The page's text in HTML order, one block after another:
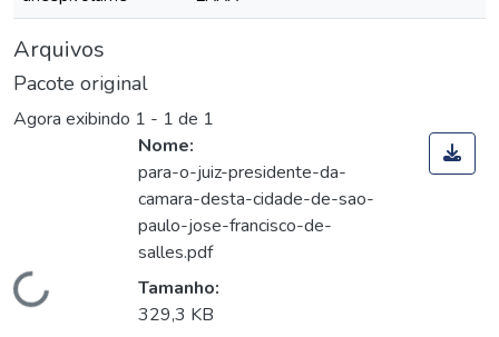
Arquivos
Pacote original
Agora exibindo 1 - 1 de 1
Carregando...
Nome:
para-o-juiz-presidente-da-
camara-desta-cidade-de-sao-
paulo-jose-francisco-de-
salles.pdf
Tamanho:
329,3 KB